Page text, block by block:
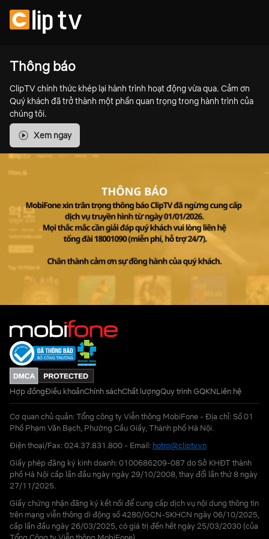
Thông báo
ClipTV chính thức khép lại hành trình hoạt động vừa qua. Cảm ơn
Quý khách đã trở thành một phần quan trọng trong hành trình của
chúng tôi.
Xem ngay
Hợp đồngĐiều khoảnChính sáchChất lượngQuy trình GQKNLiên hệ
Cơ quan chủ quản: Tổng công ty Viễn thông MobiFone - Địa chỉ: Số 01
Phố Phạm Văn Bạch, Phường Cầu Giấy, Thành phố Hà Nội.
Điện thoại/Fax: 024.37.831.800 - Email: hotro@cliptv.vn
Giấy phép đăng ký kinh doanh: 0100686209-087 do Sở KHĐT thành
phố Hà Nội cấp lần đầu ngày ngày 29/10/2008, thay đổi lần thứ 8 ngày
27/11/2025.
Giấy chứng nhận đăng ký kết nối để cung cấp dịch vụ nội dung thông tin
trên mạng viễn thông di động số 4280/GCN-SKHCN ngày 06/10/2025,
cấp lần đầu ngày 26/03/2025, có giá trị đến hết ngày 25/03/2030 (của